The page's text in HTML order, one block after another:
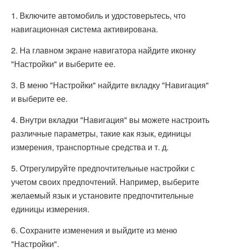
1. Включите автомобиль и удостоверьтесь, что
навигационная система активирована.
2. На главном экране навигатора найдите иконку
"Настройки" и выберите ее.
3. В меню "Настройки" найдите вкладку "Навигация"
и выберите ее.
4. Внутри вкладки "Навигация" вы можете настроить
различные параметры, такие как язык, единицы
измерения, транспортные средства и т. д.
5. Отрегулируйте предпочтительные настройки с
учетом своих предпочтений. Например, выберите
желаемый язык и установите предпочтительные
единицы измерения.
6. Сохраните изменения и выйдите из меню
"Настройки".